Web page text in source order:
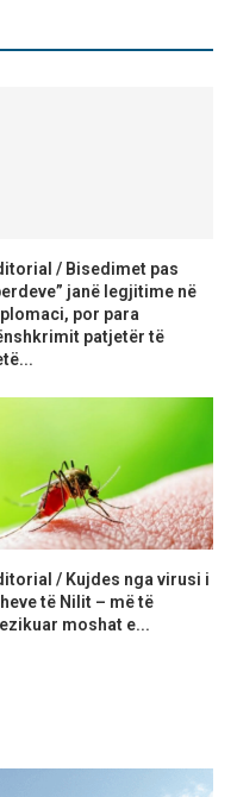
/ Bisedimet pas
janë legjitime në
por para
patjetër të
/ Kujdes nga virusi i
të Nilit – më të
moshat e...